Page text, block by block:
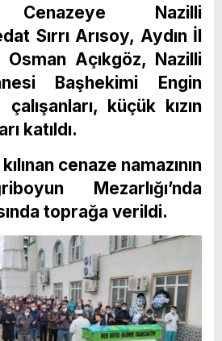
Cenazeye Nazilli
Sırrı Arısoy, Aydın İl
Osman Açıkgöz, Nazilli
Başhekimi Engin
küçük kızın
katıldı.
cenaze namazının
Mezarlığı’nda
toprağa verildi.